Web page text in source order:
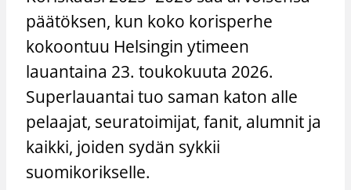
päätöksen, kun koko korisperhe
kokoontuu Helsingin ytimeen
lauantaina 23. toukokuuta 2026.
Superlauantai tuo saman katon alle
pelaajat, seuratoimijat, fanit, alumnit ja
kaikki, joiden sydän sykkii
suomikorikselle.